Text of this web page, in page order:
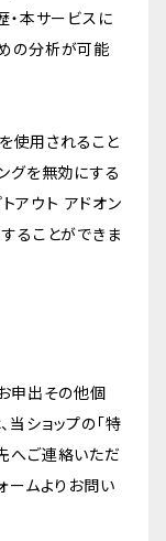
・本サービスに
の分析が可能
使用されること
グを無効にする
アウト アドオン
ることができま
申出その他個
ショップの「特
へご連絡いただ
ームよりお問い